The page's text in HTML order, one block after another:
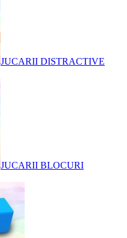
JUCARII DISTRACTIVE
JUCARII BLOCURI